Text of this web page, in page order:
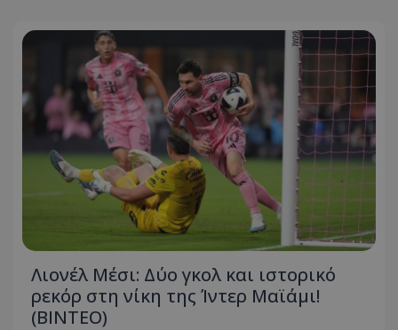
Λιονέλ Μέσι: Δύο γκολ και ιστορικό
ρεκόρ στη νίκη της Ίντερ Μαϊάμι!
(ΒΙΝΤΕΟ)